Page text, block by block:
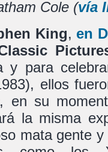
Cole (vía
King, en
y para
ellos
en su
la misma
mata gente